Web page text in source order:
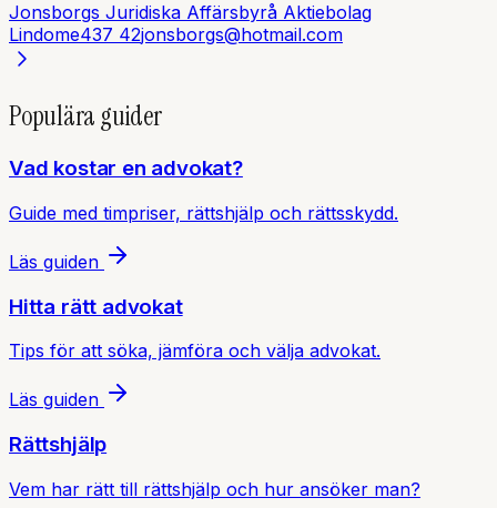
Jonsborgs Juridiska Affärsbyrå Aktiebolag
Lindome437 42jonsborgs@hotmail.com
Populära guider
Vad kostar en advokat?
Guide med timpriser, rättshjälp och rättsskydd.
Läs guiden
Hitta rätt advokat
Tips för att söka, jämföra och välja advokat.
Läs guiden
Rättshjälp
Vem har rätt till rättshjälp och hur ansöker man?